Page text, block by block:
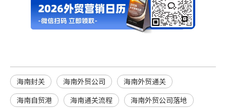
海南封关 海南外贸公司
海南外贸通关
海南自贸港
海南通关流程 海南外贸公司落地